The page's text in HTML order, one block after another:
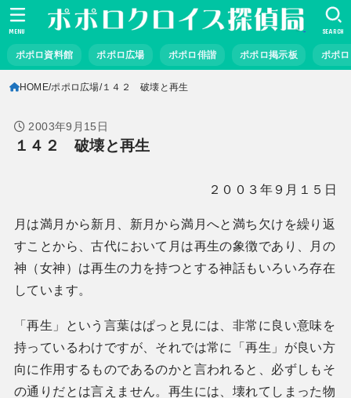
ポポロ資料館 ポポロ広場 ポポロ俳諧 ポポロ掲示板 ポポ
SEARCH
MENU
HOME ポポロ広場 １４２ 破壊と再生
2003年9月15日
１４２ 破壊と再生
２００３年９月１５日
月は満月から新月、新月から満月へと満ち欠けを繰り返
すことから、古代において月は再生の象徴であり、月の
神（女神）は再生の力を持つとする神話もいろいろ存在
しています。
「再生」という言葉はぱっと見には、非常に良い意味を
持っているわけですが、それでは常に「再生」が良い方
向に作用するものであるのかと言われると、必ずしもそ
の通りだとは言えません。再生には、壊れてしまった物